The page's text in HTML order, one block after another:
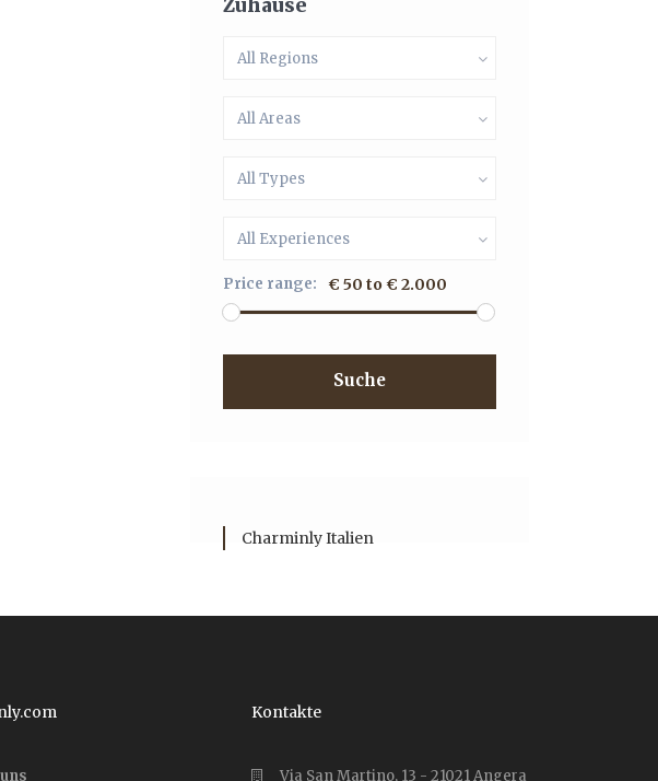
Zuhause
All Regions
All Areas
All Types
All Experiences
Price range: € 50 to € 2.000
Suche
Charminly Italien
Kontakte
Via San Martino, 13 - 21021 Angera